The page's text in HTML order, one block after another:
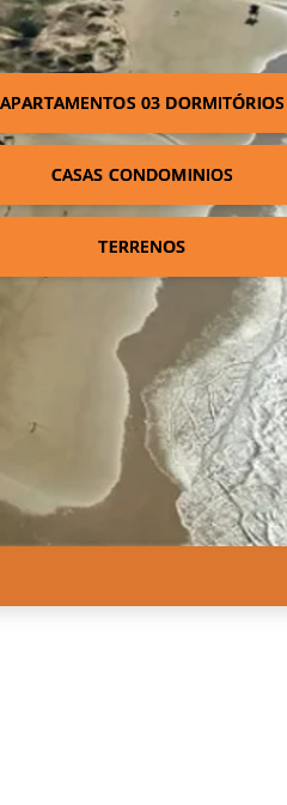
APARTAMENTOS 03 DORMITÓRIOS
CASAS CONDOMINIOS
TERRENOS